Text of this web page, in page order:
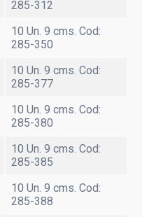
285-312
10 Un. 9 cms. Cod:
285-350
10 Un. 9 cms. Cod:
285-377
10 Un. 9 cms. Cod:
285-380
10 Un. 9 cms. Cod:
285-385
10 Un. 9 cms. Cod:
285-388